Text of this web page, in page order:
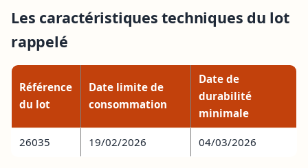
Les caractéristiques techniques du lot
rappelé
Référence
du lot
Date limite de
consommation
Date de
durabilité
minimale
26035 19/02/2026 04/03/2026